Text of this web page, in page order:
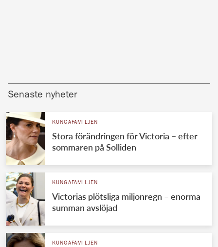
Senaste nyheter
KUNGAFAMILJEN
Stora förändringen för Victoria – efter
sommaren på Solliden
KUNGAFAMILJEN
Victorias plötsliga miljonregn – enorma
summan avslöjad
KUNGAFAMILJEN